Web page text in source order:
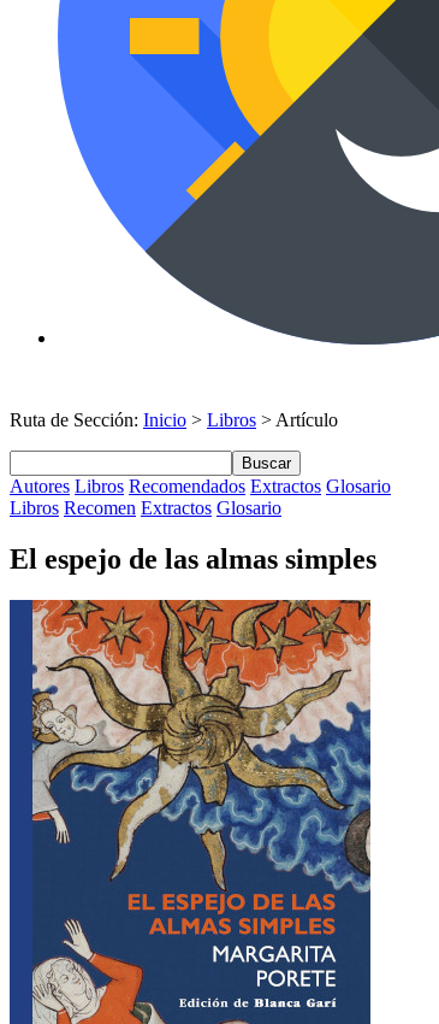
Ruta de Sección: Inicio > Libros > Artículo
Buscar
Autores Libros Recomendados Extractos Glosario
Libros Recomen Extractos Glosario
El espejo de las almas simples